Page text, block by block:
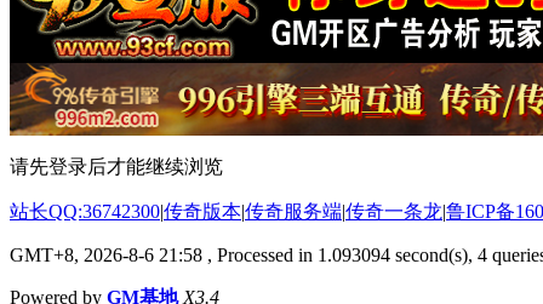
请先登录后才能继续浏览
站长QQ:36742300|传奇版本|传奇服务端|传奇一条龙|鲁ICP备
GMT+8, 2026-8-6 21:58 , Processed in 1.093094 second(s), 4
Powered by GM基地 X3.4